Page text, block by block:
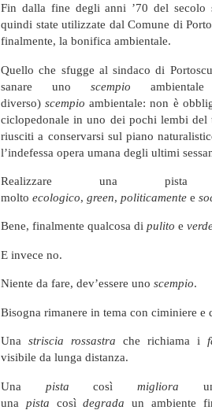
Fin dalla fine degli anni ’70 del secolo
quindi state utilizzate dal Comune di
finalmente, la bonifica ambientale.
Quello che sfugge al sindaco di
sanare uno scempio
diverso)scempio ambientale: non è
ciclopedonale in uno dei pochi lembi del
riusciti a conservarsi sul piano
l’indefessa opera umana degli ultimi
Realizzare una pista
molto ecologico, green, politicamente e
Bene, finalmente qualcosa di pulito e
E invece no.
Niente da fare, dev’essere uno scempio.
Bisogna rimanere in tema con ciminiere e
Una striscia rossastra che richiama i
visibile da lunga distanza.
Una pista cosìmigliora
una pista cosìdegrada un ambiente